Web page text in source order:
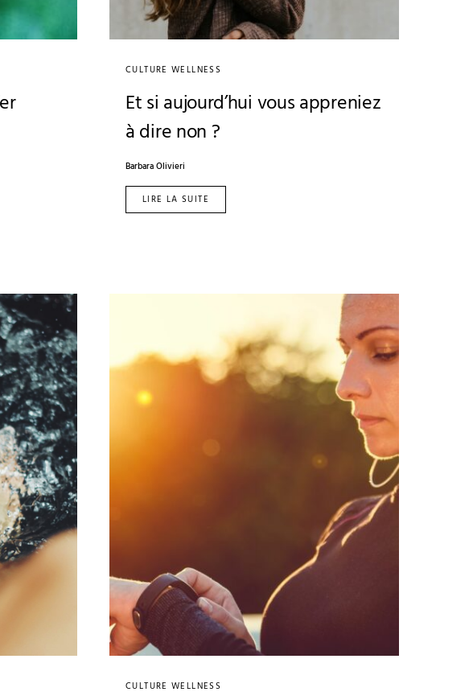
CULTURE WELLNESS
Et si aujourd’hui vous appreniez
à dire non ?
Barbara Olivieri
LIRE LA SUITE
CULTURE WELLNESS